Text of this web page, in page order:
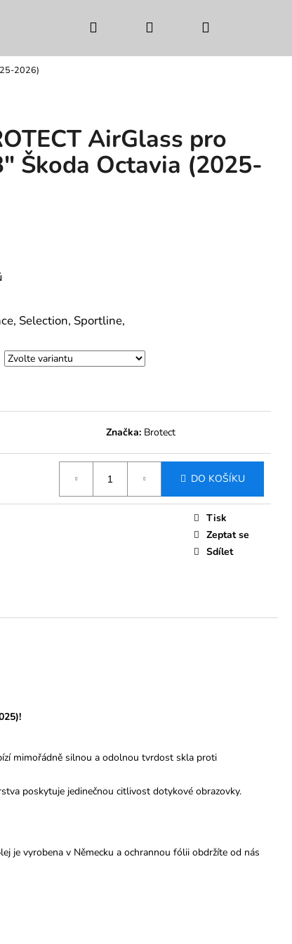
Přihlášení
2026)
AirGlass pro
Škoda Octavia (2025-
Selection, Sportline,
Značka: Brotect
DO KOŠÍKU
Tisk
Zeptat se
Sdílet
mimořádně silnou a odolnou tvrdost skla proti
poskytuje jedinečnou citlivost dotykové obrazovky.
je vyrobena v Německu a ochrannou fólii obdržíte od nás
AIRGLASS
6,5"